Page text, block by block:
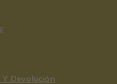
Devolución